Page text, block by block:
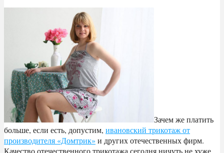
Зачем же платить
больше, если есть, допустим, ивановский трикотаж от
производителя «Домтрик» и других отечественных фирм.
Качество отечественного трикотажа сегодня ничуть не хуже